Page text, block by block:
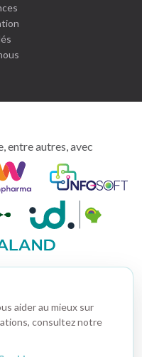
entre autres, avec
intimitoo,
santé
intime
aider au mieux sur
consultez notre